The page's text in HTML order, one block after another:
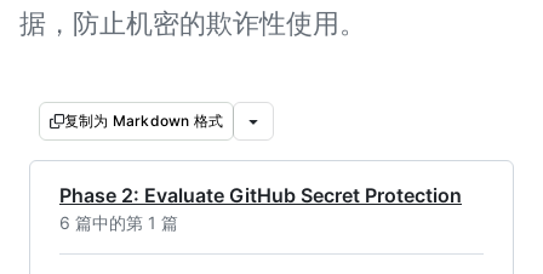
据，防止机密的欺诈性使用。
复制为 Markdown 格式
Phase 2: Evaluate GitHub Secret Protection
6 篇中的第 1 篇